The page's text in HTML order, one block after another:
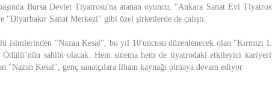
Bursa Devlet Tiyatrosu'na atanan oyuncu, "Ankara Sanat Evi
Sanat Merkezi" gibi özel şirketlerde de çalıştı.
isimlerinden "Nazan Kesal", bu yıl 10'uncusu düzenlenecek olan "Kırmızı
Ödülü"nün sahibi olacak. Hem sinema hem de tiyatrodaki etkileyici
Kesal", genç sanatçılara ilham kaynağı olmaya devam ediyor.